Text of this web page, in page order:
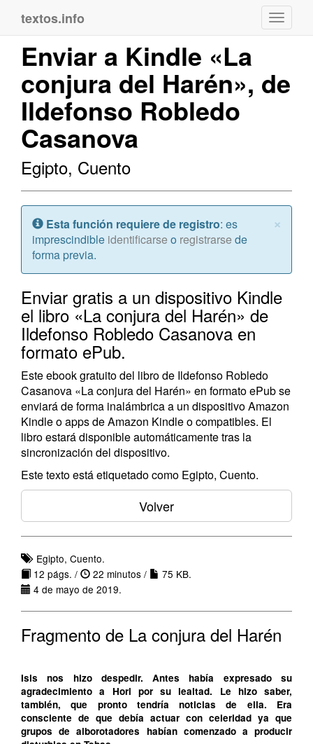
textos.info
Enviar a Kindle «La
conjura del Harén», de
Ildefonso Robledo
Casanova
Egipto, Cuento
×
Atención:
Esta función requiere de registro: es
imprescindible identificarse o registrarse de
forma previa.
Enviar gratis a un dispositivo Kindle
el libro «La conjura del Harén» de
Ildefonso Robledo Casanova en
formato ePub.
Este ebook gratuito del libro de Ildefonso Robledo
Casanova «La conjura del Harén» en formato ePub se
enviará de forma inalámbrica a un dispositivo Amazon
Kindle o apps de Amazon Kindle o compatibles. El
libro estará disponible automáticamente tras la
sincronización del dispositivo.
Este texto está etiquetado como Egipto, Cuento.
Volver
Egipto, Cuento.
12 págs. /
22 minutos /
75 KB.
4 de mayo de 2019.
Fragmento de La conjura del Harén
Isis nos hizo despedir. Antes había expresado su
agradecimiento a Hori por su lealtad. Le hizo saber,
también, que pronto tendría noticias de ella. Era
consciente de que debía actuar con celeridad ya que
grupos de alborotadores habían comenzado a producir